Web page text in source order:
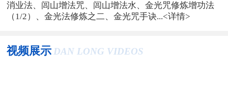
消业法、闾山增法咒、闾山增法水、金光咒修炼增功法
（1/2）、金光法修炼之二、金光咒手诀...<详情>
视频展示 DAN LONG VIDEOS